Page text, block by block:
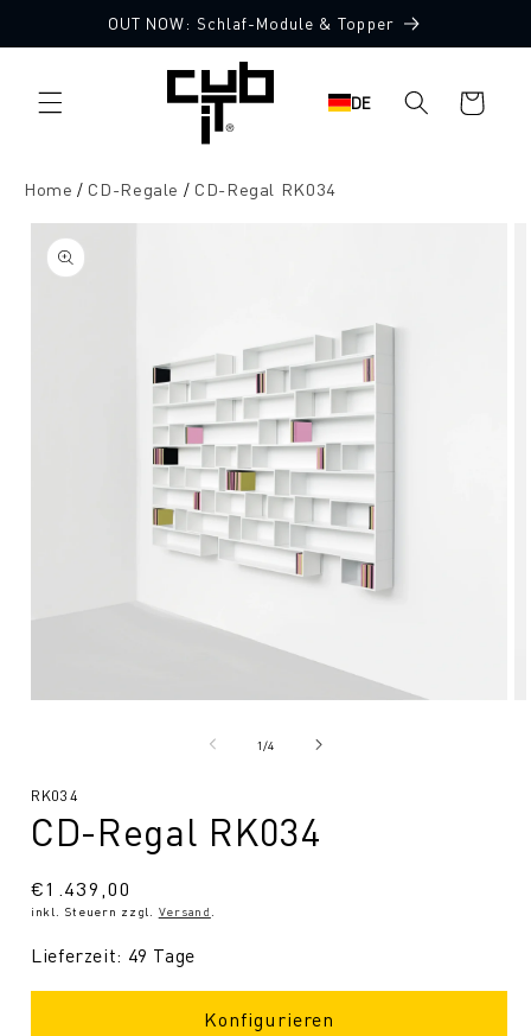
Inhalt
OUT NOW: Schlaf-Module & Topper
DE Warenkorb
Home CD-Regale CD-Regal RK034
1/von
4
SKU:
RK034
CD-Regal RK034
Normaler
Preis
€1.439,00
inkl. Steuern zzgl. Versand
Lieferzeit: 49 Tage
Konfigurieren